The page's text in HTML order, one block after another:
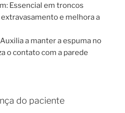
Essencial em troncos
e melhora a
a manter a espuma no
o contato com a parede
do paciente